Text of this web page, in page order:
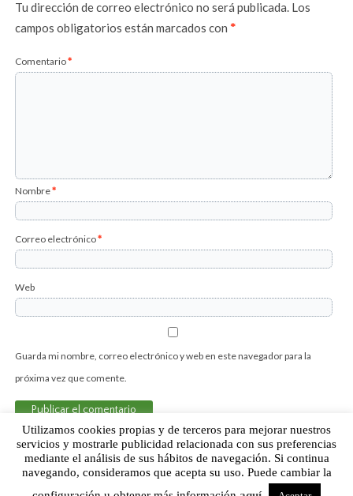
Tu dirección de correo electrónico no será publicada. Los
campos obligatorios están marcados con*
Comentario*
Nombre*
Correo electrónico*
Web
Guarda mi nombre, correo electrónico y web en este navegador para la
próxima vez que comente.
Sobre Humor Fútbol Club | Aviso legal |Contacto
Utilizamos cookies propias y de terceros para mejorar nuestros
servicios y mostrarle publicidad relacionada con sus preferencias
mediante el análisis de sus hábitos de navegación. Si continua
navegando, consideramos que acepta su uso. Puede cambiar la